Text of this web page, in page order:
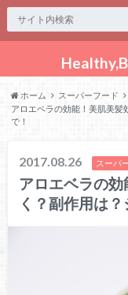
ホーム
スーパーフード
アロエベラの効能！美肌美髪
で！
2017.08.26 スーパ
アロエベラの
く？副作用は